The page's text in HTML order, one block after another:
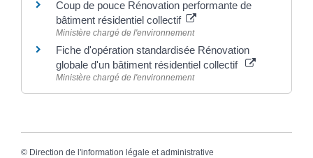
Coup de pouce Rénovation performante de
bâtiment résidentiel collectif
Ministère chargé de l'environnement
Fiche d'opération standardisée Rénovation
globale d'un bâtiment résidentiel collectif
Ministère chargé de l'environnement
© Direction de l'information légale et administrative